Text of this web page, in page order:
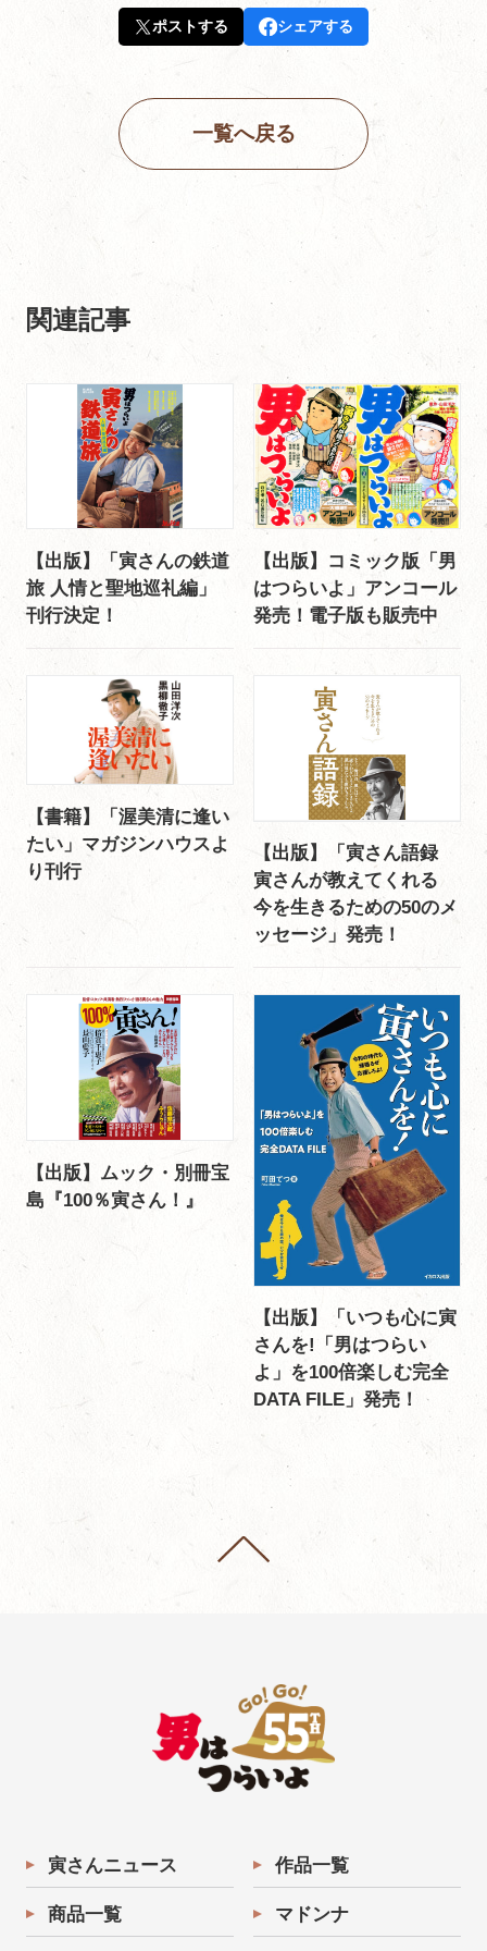
ポストする シェアする
一覧へ戻る
関連記事
【出版】「寅さんの鉄道
旅 人情と聖地巡礼編」
刊行決定！
【出版】コミック版「男
はつらいよ」アンコール
発売！電子版も販売中
【書籍】「渥美清に逢い
たい」マガジンハウスよ
り刊行
【出版】「寅さん語録
寅さんが教えてくれる
今を生きるための50のメ
ッセージ」発売！
【出版】ムック・別冊宝
島『100％寅さん！』
【出版】「いつも心に寅
さんを!「男はつらい
よ」を100倍楽しむ完全
DATA FILE」発売！
寅さんニュース 作品一覧
商品一覧 マドンナ